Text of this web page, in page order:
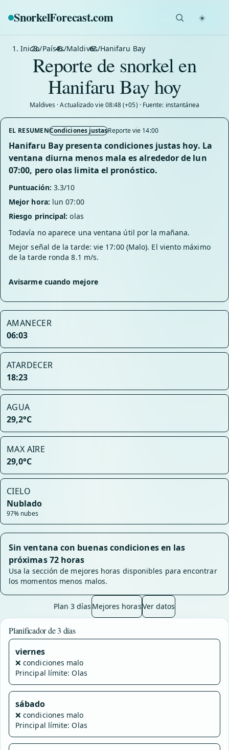
SnorkelForecast.com ☀️
Inicio/Países/Maldives/Hanifaru Bay
Reporte de snorkel en
Hanifaru Bay hoy
Maldives · Actualizado vie 08:48 (+05) · Fuente: instantánea
EL RESUMENCondiciones justasReporte vie 14:00
Hanifaru Bay presenta condiciones justas hoy. La
ventana diurna menos mala es alrededor de lun
07:00, pero olas limita el pronóstico.
Puntuación: 3.3/10
Mejor hora: lun 07:00
Riesgo principal: olas
Todavía no aparece una ventana útil por la mañana.
Mejor señal de la tarde: vie 17:00 (Malo). El viento máximo
de la tarde ronda 8.1 m/s.
Avisarme cuando mejore
AMANECER
06:03
ATARDECER
18:23
AGUA
29,2°C
MAX AIRE
29,0°C
CIELO
Nublado
97% nubes
Sin ventana con buenas condiciones en las
próximas 72 horas
Usa la sección de mejores horas disponibles para encontrar
los momentos menos malos.
Plan 3 días Mejores horasVer datos
Planificador de 3 días
viernes
❌condiciones malo
Principal límite: Olas
sábado
❌condiciones malo
Principal límite: Olas